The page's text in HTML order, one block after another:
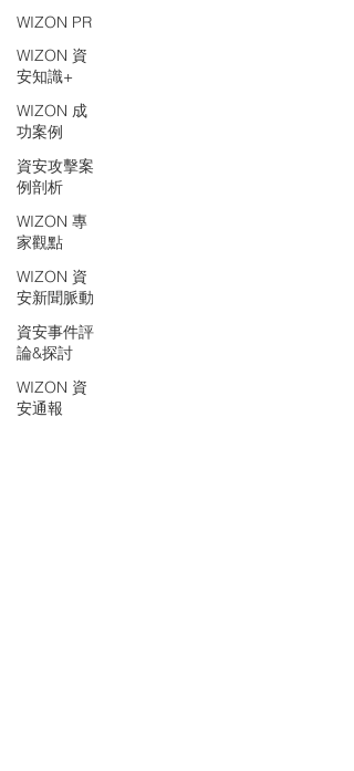
WIZON PR
WIZON 資
安知識+
WIZON 成
功案例
資安攻擊案
例剖析
WIZON 專
家觀點
WIZON 資
安新聞脈動
資安事件評
論&探討
WIZON 資
安通報